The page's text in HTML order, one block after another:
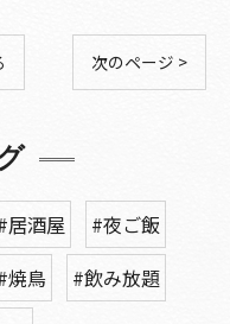
次のページ >
居酒屋
#夜ご飯
焼鳥
#飲み放題